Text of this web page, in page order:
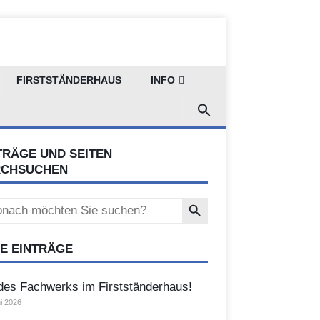
FIRSTSTÄNDERHAUS INFO
UND SEITEN
EINTRÄGE
Fachwerks im Firstständerhaus!
2026